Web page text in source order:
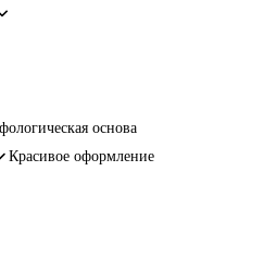
основа
красивое оформление